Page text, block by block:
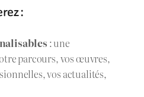
:
: une
parcours, vos œuvres,
vos actualités,